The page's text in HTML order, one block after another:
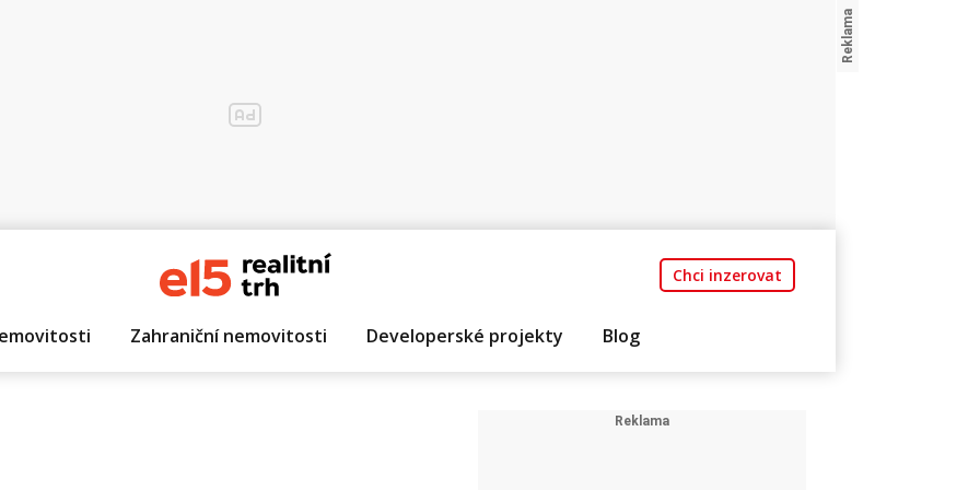
Chci inzerovat
Zahraniční nemovitosti Developerské projekty Blog